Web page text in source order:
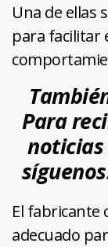
Una de ellas
para facilitar
Para
El fabricante
adecuado